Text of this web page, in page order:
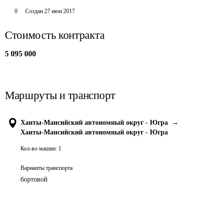
0 Создан 27 июн 2017
Стоимость контракта
5 095 000
Маршруты и транспорт
Ханты-Мансийский автономный округ - Югра
→
Ханты-Мансийский автономный округ - Югра
Кол-во машин: 1
Варианты транспорта
бортовой